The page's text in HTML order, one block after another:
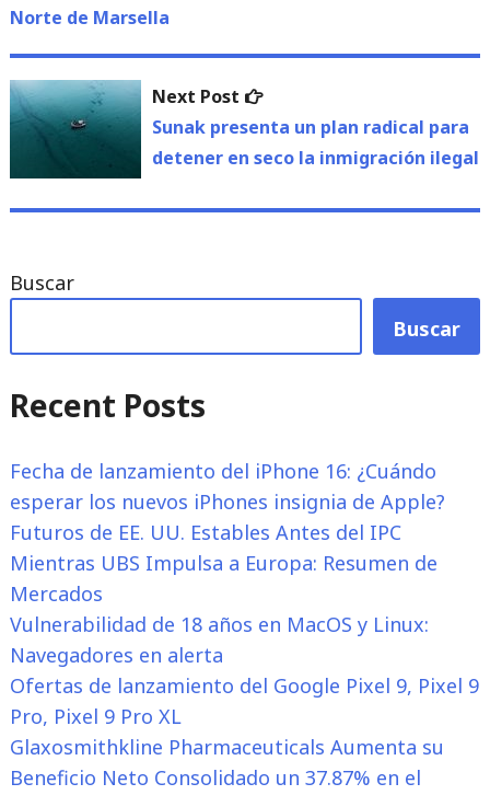
Norte de Marsella
Next Post
Next
post:
Sunak presenta un plan radical para
detener en seco la inmigración ilegal
Buscar
Buscar
Recent Posts
Fecha de lanzamiento del iPhone 16: ¿Cuándo
esperar los nuevos iPhones insignia de Apple?
Futuros de EE. UU. Estables Antes del IPC
Mientras UBS Impulsa a Europa: Resumen de
Mercados
Vulnerabilidad de 18 años en MacOS y Linux:
Navegadores en alerta
Ofertas de lanzamiento del Google Pixel 9, Pixel 9
Pro, Pixel 9 Pro XL
Glaxosmithkline Pharmaceuticals Aumenta su
Beneficio Neto Consolidado un 37.87% en el